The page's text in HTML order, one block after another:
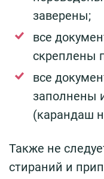
заверены;
все
скреплены
все
заполнены
(карандаш
Также не
стираний и